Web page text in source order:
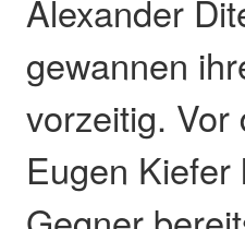
Alexander
gewannen
vorzeitig. Vor
Eugen